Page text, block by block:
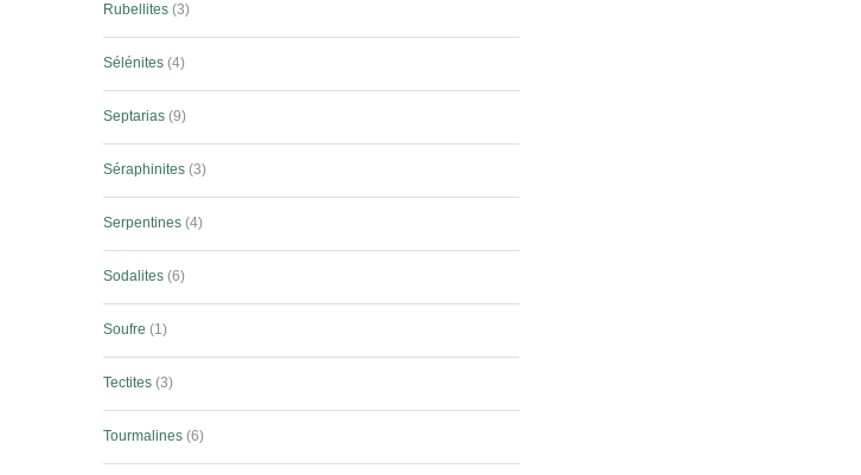
Rubellites 3
Sélénites 4
Septarias 9
Séraphinites 3
Serpentines 4
Sodalites 6
Soufre 1
Tectites 3
Tourmalines 6